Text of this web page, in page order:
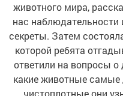
животного мира,
нас
секреты. Затем
которой ребята
ответили на вопросы
какие животные самые